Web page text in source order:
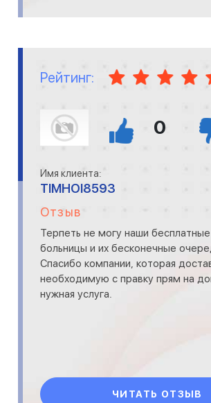
Рейтинг:
0
Имя клиента:
TIMHOI8593
Отзыв
Терпеть не могу наши бесплатные
больницы и их бесконечные
Спасибо компании, которая
необходимую с правку прям на
нужная услуга.
ЧИТАТЬ ОТЗЫВ